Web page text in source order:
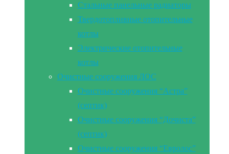
Стальные панельные радиаторы
Твердотопливные отопительные
котлы
Электрические отопительные
котлы
Очистные сооружения ЛОС
Очистные сооружения “Астра”
(септик)
Очистные сооружения “Дочиста”
(септик)
Очистные сооружения “Евролос”